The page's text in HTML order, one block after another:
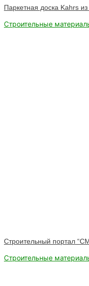
Паркетная доска Kahrs
Строительные
Строительный портал
Строительные